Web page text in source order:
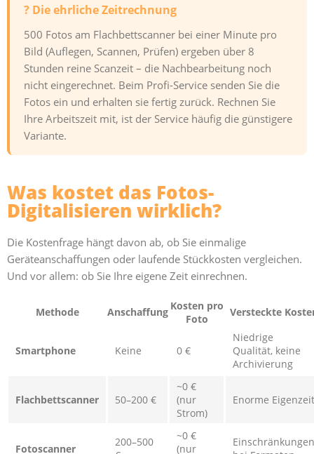
? Die ehrliche Zeitrechnung
500 Fotos am Flachbettscanner bei einer Minute pro
Bild (Auflegen, Scannen, Prüfen) ergeben über 8
Stunden reine Scanzeit – die Nachbearbeitung noch
nicht eingerechnet. Beim Profi-Service senden Sie die
Fotos ein und erhalten sie fertig zurück. Rechnen Sie
Ihre Arbeitszeit mit, ist der Service häufig die günstigere
Variante.
Was kostet das Fotos-
Digitalisieren wirklich?
Die Kostenfrage hängt davon ab, ob Sie einmalige
Geräteanschaffungen oder laufende Stückkosten vergleichen.
Und vor allem: ob Sie Ihre eigene Zeit einrechnen.
Methode Anschaffung Kosten pro
Foto
Versteckte
Smartphone Keine 0 €
Niedrige
Qualität, keine
Archivierung
Flachbettscanner 50–200 €
~0 €
(nur
Strom)
Enorme Eigenzeit
Fotoscanner
200–500
~0 €
(nur
Einschränkungen